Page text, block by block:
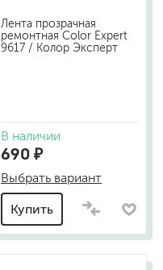
Лента прозрачная
ремонтная Color Expert
9617 / Колор Эксперт
В наличии
690 ₽
Выбрать вариант
Купить